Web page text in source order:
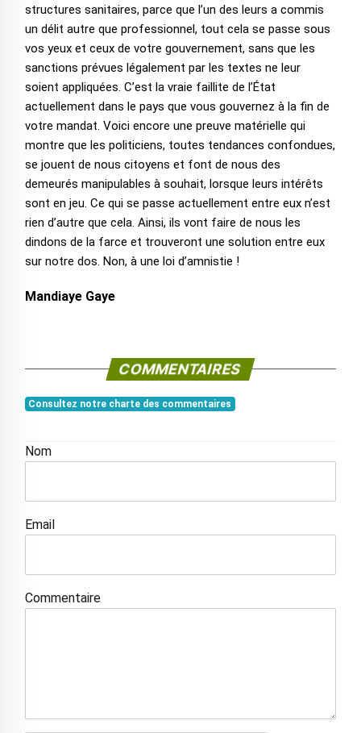
structures sanitaires, parce que l’un des leurs a commis
un délit autre que professionnel, tout cela se passe sous
vos yeux et ceux de votre gouvernement, sans que les
sanctions prévues légalement par les textes ne leur
soient appliquées. C’est la vraie faillite de l’État
actuellement dans le pays que vous gouvernez à la fin de
votre mandat. Voici encore une preuve matérielle qui
montre que les politiciens, toutes tendances confondues,
se jouent de nous citoyens et font de nous des
demeurés manipulables à souhait, lorsque leurs intérêts
sont en jeu. Ce qui se passe actuellement entre eux n’est
rien d’autre que cela. Ainsi, ils vont faire de nous les
dindons de la farce et trouveront une solution entre eux
sur notre dos. Non, à une loi d’amnistie !
Mandiaye Gaye
COMMENTAIRES
Consultez notre charte des commentaires
Nom
Email
Commentaire